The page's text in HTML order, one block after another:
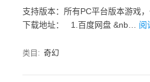
支持版本：所有PC平台版本游戏
下载地址： 1.百度网盘 &nb… 阅
类目: 奇幻